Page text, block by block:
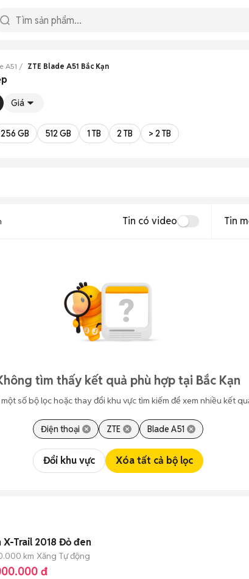
A51 ZTE Blade A51 Bắc Kạn
Giá
256 GB 512 GB 1 TB 2 TB > 2 TB
Tin có video Tin
tìm thấy kết quả phù hợp tại Bắc Kạn
số bộ lọc hoặc thay đổi khu vực tìm kiếm để xem nhiều kết
Điện thoại ZTE Blade A51
Đổi khu vực Xóa tất cả bộ lọc
X-Trail 2018 Đỏ đen
km Xăng Tự động
đ